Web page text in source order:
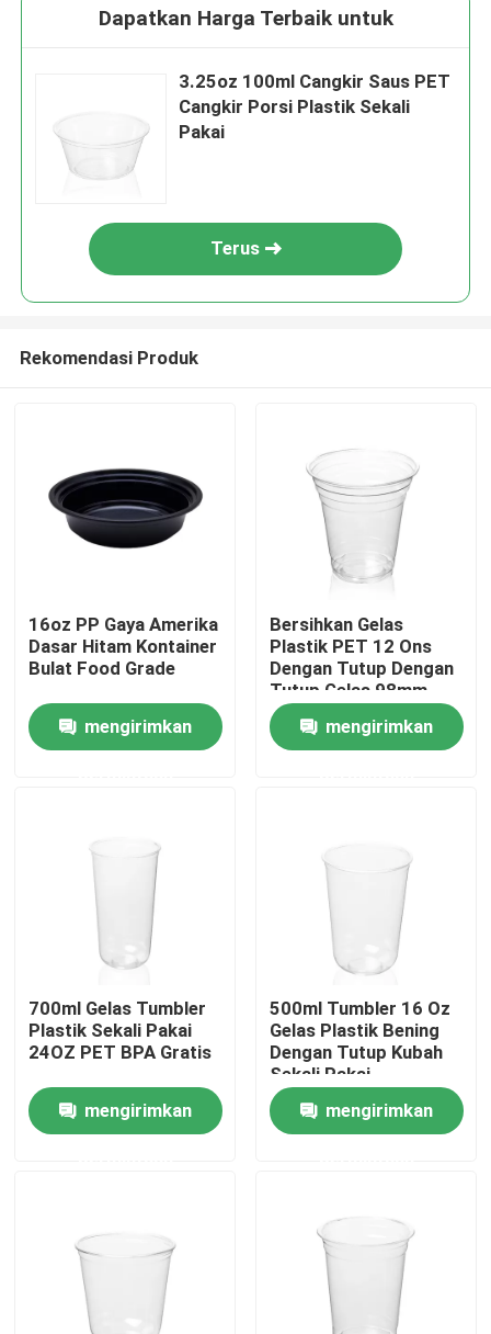
Pertunjukan VR
Tentang kami
Tur Pabrik
Kontrol kualitas
Hubungi kami
Kasus
Gelas Plastik Sekali Pakai
Dapatkan Harga Terbaik untuk
3.25oz 100ml Cangkir Saus PET
Cangkir Porsi Plastik Sekali
Pakai
Terus
Rekomendasi Produk
16oz PP Gaya Amerika
Dasar Hitam Kontainer
Bulat Food Grade
mengirimkan
Bersihkan Gelas
Plastik PET 12 Ons
Dengan Tutup Dengan
Tutup Gelas 98mm
360ml Sekali Pakai
mengirimkan
700ml Gelas Tumbler
Plastik Sekali Pakai
24OZ PET BPA Gratis
mengirimkan
500ml Tumbler 16 Oz
Gelas Plastik Bening
Dengan Tutup Kubah
Sekali Pakai
mengirimkan